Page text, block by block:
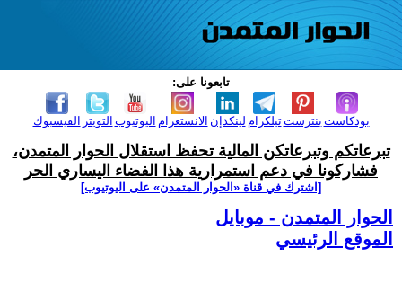
تابعونا على:
الفيسبوك التويتر اليوتيوب الانستغرام لينكدإن تيلكرامبنترست بودكاست
تبرعاتكم وتبرعاتكن المالية تحفظ استقلال الحوار المتمدن،
فشاركونا في دعم استمرارية هذا الفضاء اليساري الحر
[اشترك في قناة ‫«الحوار المتمدن» على اليوتيوب]
الحوار المتمدن - موبايل
الموقع الرئيسي